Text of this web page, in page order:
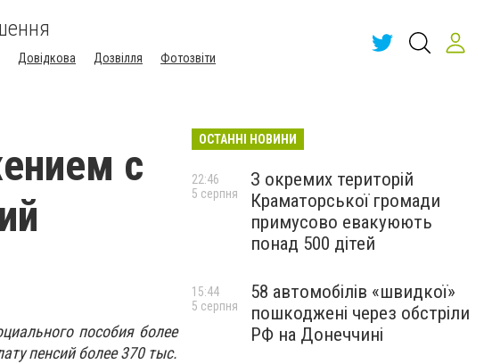
Довідкова Дозвілля Фотозвіти
с
пособия более
пенсий более 370 тыс.
ОСТАННІ НОВИНИ
З окремих територій
Краматорської громади
примусово евакуюють
понад 500 дітей
22:46
5 серпня
58 автомобілів «швидкої»
пошкоджені через обстріли
РФ на Донеччині
15:44
5 серпня